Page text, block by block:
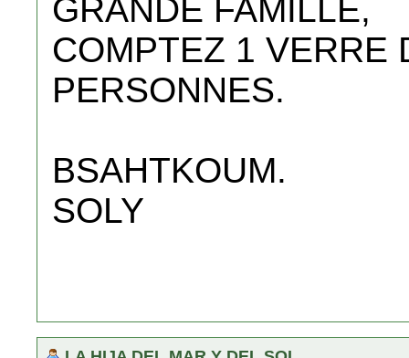
GRANDE FAMILLE,
COMPTEZ 1 VERRE
PERSONNES.
BSAHTKOUM.
SOLY